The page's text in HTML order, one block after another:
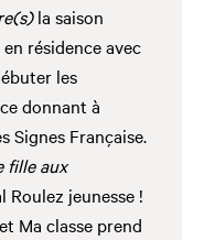
la saison
résidence avec
les
donnant à
Signes Française.
fille aux
jeunesse !
Ma classe prend